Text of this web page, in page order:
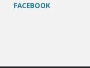
FACEBOOK